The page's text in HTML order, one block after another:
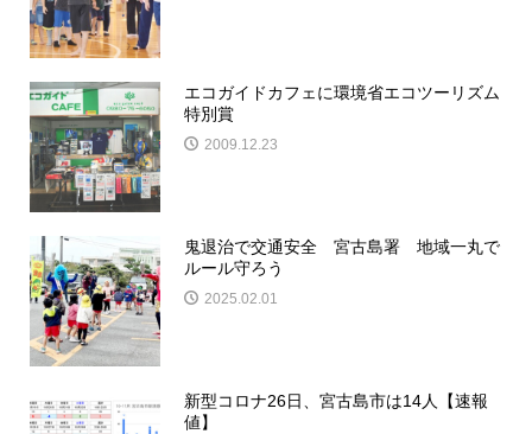
エコガイドカフェに環境省エコツーリズム
特別賞
2009.12.23
鬼退治で交通安全 宮古島署 地域一丸で
ルール守ろう
2025.02.01
新型コロナ26日、宮古島市は14人【速報
値】